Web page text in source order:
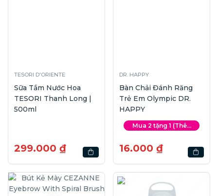
TESORI D'ORIENTE
Sữa Tắm Nước Hoa
TESORI Thanh Long |
500ml
299.000 ₫
DR. HAPPY
Bàn Chải Đánh Răng
Trẻ Em Olympic DR.
HAPPY
Mua 2 tặng 1 (Thê...
16.000 ₫